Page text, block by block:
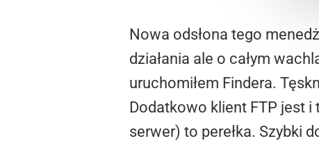
Nowa odsłona tego
działania ale o całym
uruchomiłem Findera.
Dodatkowo klient FTP jest
serwer) to perełka. Szybki